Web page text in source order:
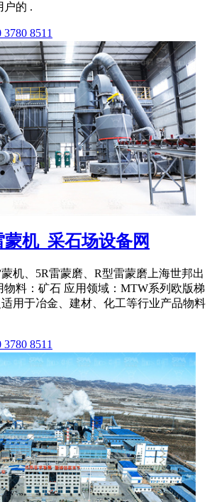
户的 .
8511
蒙机_采石场设备网
机、5R雷蒙磨、R型雷蒙磨上海世邦出
物料：矿石 应用领域：MTW系列欧版梯
用于冶金、建材、化工等行业产品物料
8511